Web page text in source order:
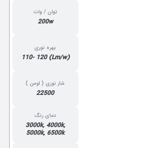
توان / وات
200w
بهره نوری
(Lm/w) 110- 120
شار نوری ( لومن )
22500
دمای رنگ
3000k, 4000k,
5000k, 6500k